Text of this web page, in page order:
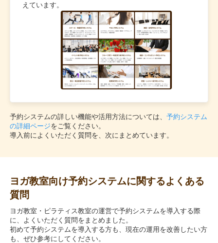
えています。
予約システムの詳しい機能や活用方法については、 予約システム
の詳細ページをご覧ください。
導入前によくいただく質問を、次にまとめています。
ヨガ教室向け予約システムに関するよくある
質問
ヨガ教室・ピラティス教室の運営で予約システムを導入する際
に、よくいただく質問をまとめました。
初めて予約システムを導入する方も、現在の運用を改善したい方
も、ぜひ参考にしてください。